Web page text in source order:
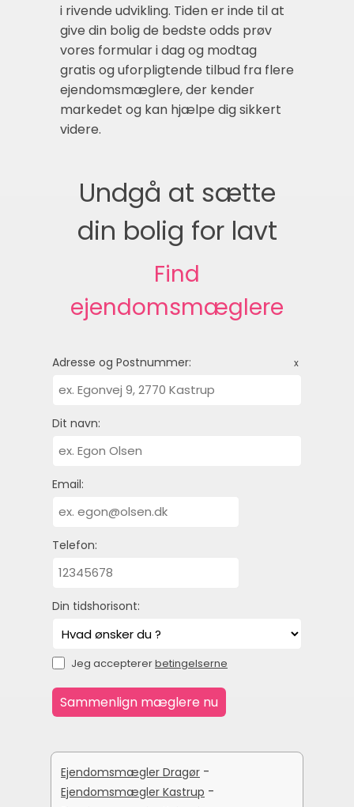
i rivende udvikling. Tiden er inde til at
give din bolig de bedste odds prøv
vores formular i dag og modtag
gratis og uforpligtende tilbud fra flere
ejendomsmæglere, der kender
markedet og kan hjælpe dig sikkert
videre.
Undgå at sætte
din bolig for lavt
Find
ejendomsmæglere
Adresse og Postnummer: x
Dit navn:
Email:
Telefon:
Din tidshorisont:
Jeg acceptererbetingelserne
Ejendomsmægler Dragør -
Ejendomsmægler Kastrup -